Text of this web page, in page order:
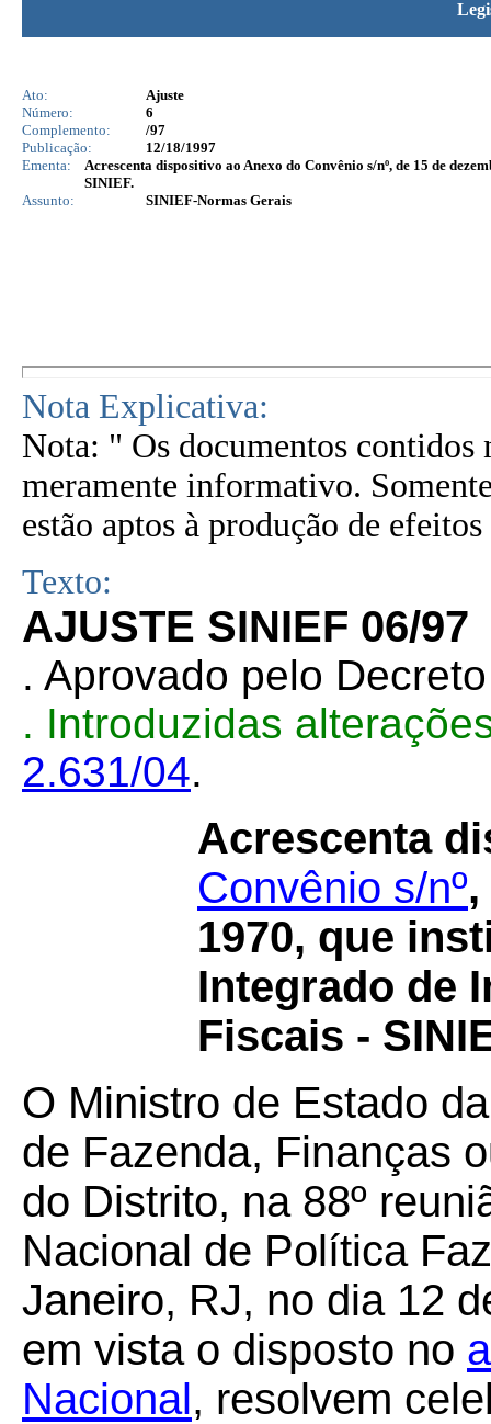
Ato:
Ajuste
Número:
6
Complemento:
/97
Publicação:
12/18/1997
Ementa:
Acrescenta dispositivo ao Anexo do Convênio s/nº, de 15 de
SINIEF.
Assunto:
SINIEF-Normas Gerais
Nota Explicativa:
Nota: " Os documentos contidos
meramente informativo.
estão aptos à produção de
Texto:
AJUSTE SINIEF 06/97
. Aprovado pelo
. Introduzidas
2.631/04.
Acrescenta
Convênio s/nº
1970, que
Integrado de
Fiscais -
O Ministro de Estado
de Fazenda, Finanças
do Distrito, na 88º
Nacional de Política
Janeiro, RJ, no dia 12
em vista o disposto no
Nacional, resolvem